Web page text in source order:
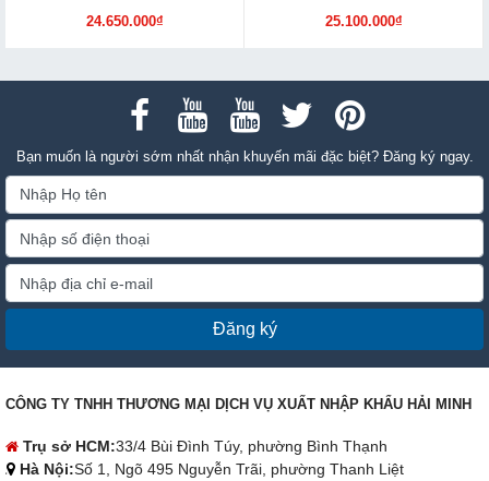
24.650.000₫
25.100.000₫
Bạn muốn là người sớm nhất nhận khuyến mãi đặc biệt? Đăng ký ngay.
Đăng ký
CÔNG TY TNHH THƯƠNG MẠI DỊCH VỤ XUẤT NHẬP KHẨU HẢI MINH
Trụ sở HCM:33/4 Bùi Đình Túy, phường Bình Thạnh
Hà Nội:Số 1, Ngõ 495 Nguyễn Trãi, phường Thanh Liệt